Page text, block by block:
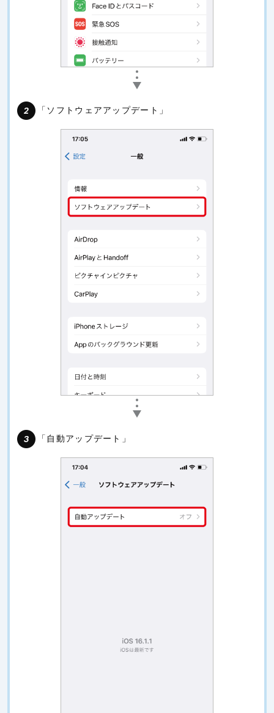
「ソフトウェアアップデート」
「自動アップデート」